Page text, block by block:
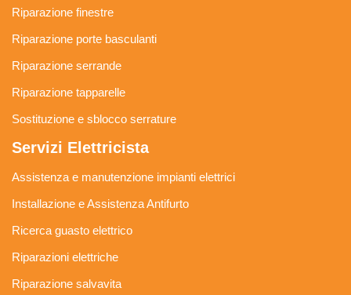
Riparazione finestre
Riparazione porte basculanti
Riparazione serrande
Riparazione tapparelle
Sostituzione e sblocco serrature
Servizi Elettricista
Assistenza e manutenzione impianti elettrici
Installazione e Assistenza Antifurto
Ricerca guasto elettrico
Riparazioni elettriche
Riparazione salvavita